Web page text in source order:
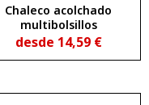
Chaleco acolchado
multibolsillos
desde 14,59 €